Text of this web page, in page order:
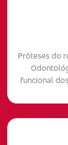
Próteses do
funcional